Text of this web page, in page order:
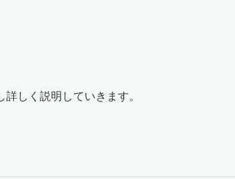
しく説明していきます。